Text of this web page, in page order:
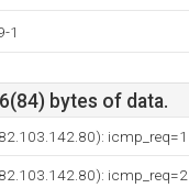
1
bytes of data.